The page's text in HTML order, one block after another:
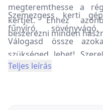
megteremthesse a
kertjét. Ehhez
beszerezni minden
Szemezgess kerti
fűnyíró,
Válogasd össze
szükséged lehet!
örömteli lehessen a
Teljes leírás